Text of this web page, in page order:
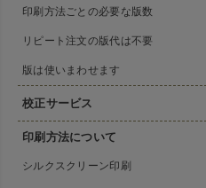
印刷方法ごとの必要な版数
リピート注文の版代は不要
版は使いまわせます
校正サービス
印刷方法について
シルクスクリーン印刷